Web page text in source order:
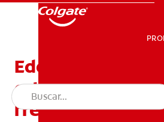
Edentulismo:
esta condición
frecuente?